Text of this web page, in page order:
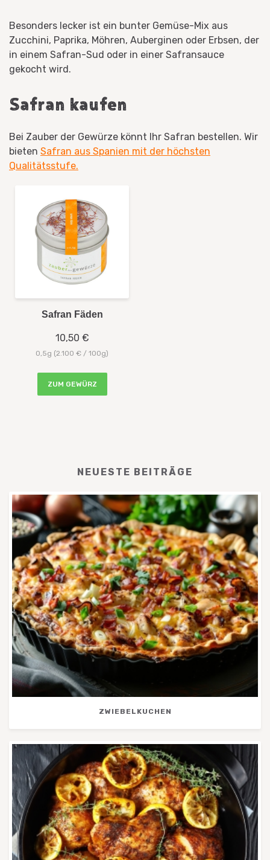
Besonders lecker ist ein bunter Gemüse-Mix aus
Zucchini, Paprika, Möhren, Auberginen oder Erbsen, der
in einem Safran-Sud oder in einer Safransauce
gekocht wird.
Safran kaufen
Bei Zauber der Gewürze könnt Ihr Safran bestellen. Wir
bieten Safran aus Spanien mit der höchsten
Qualitätsstufe.
Safran Fäden
10,50 €
0,5g (2.100 € / 100g)
ZUM GEWÜRZ
NEUESTE BEITRÄGE
ZWIEBELKUCHEN